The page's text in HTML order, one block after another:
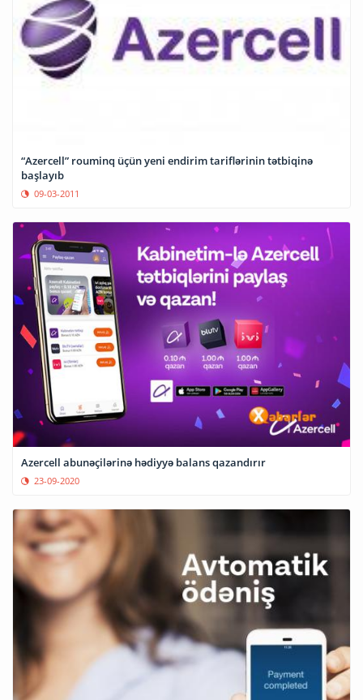
“Azercell” rouminq üçün yeni endirim tariflərinin tətbiqinə
başlayıb
09-03-2011
Azercell abunəçilərinə hədiyyə balans qazandırır
23-09-2020